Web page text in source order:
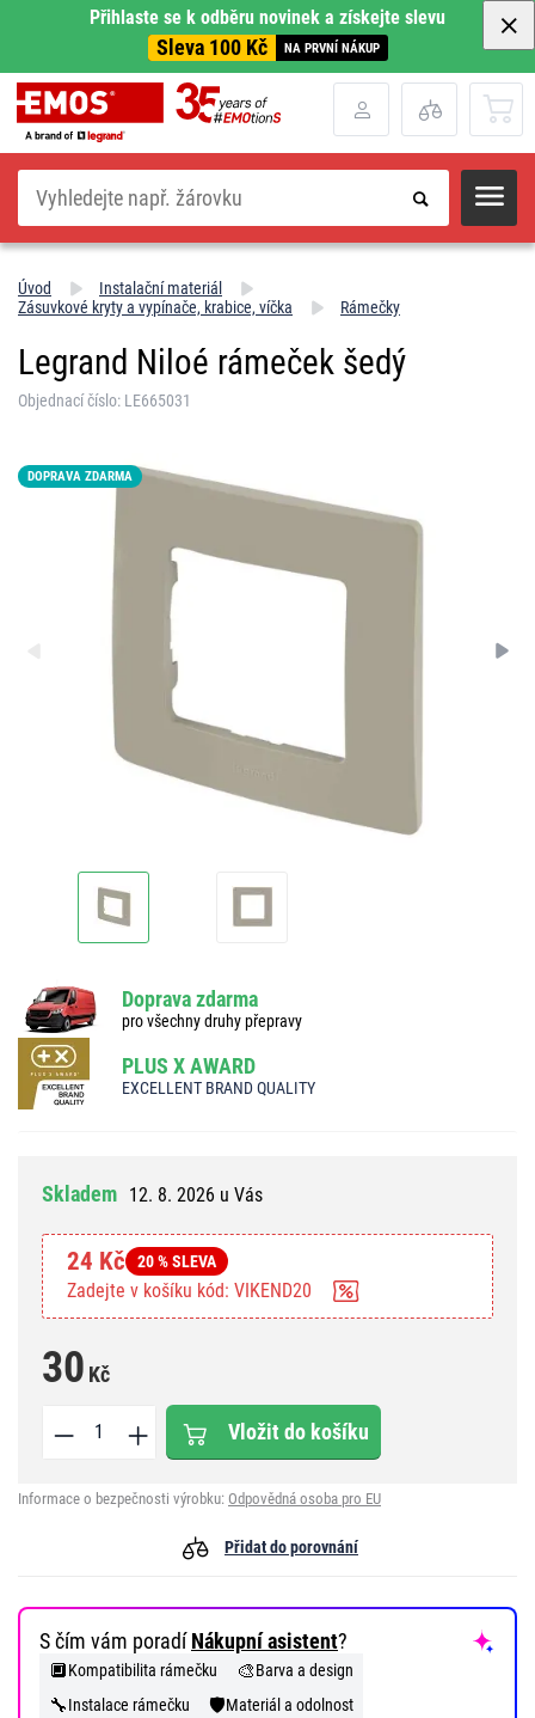
Přihlaste se k odběru novinek a získejte slevu
Sleva 100 Kč NA PRVNÍ NÁKUP
Hledat
Úvod
Instalační materiál
Zásuvkové kryty a vypínače, krabice, víčka
Rámečky
Legrand Niloé rámeček šedý
Objednací číslo: LE665031
DOPRAVA ZDARMA
Doprava zdarma
pro všechny druhy přepravy
PLUS X AWARD
EXCELLENT BRAND QUALITY
Skladem 12. 8. 2026 u Vás
24 Kč 20 % SLEVA
Zadejte v košíku kód: VIKEND20
30 Kč
Vložit do košíku
Informace o bezpečnosti výrobku: Odpovědná osoba pro EU
Přidat do porovnání
S čím vám poradíNákupní asistent?
🔲Kompatibilita rámečku 🎨Barva a design
🔧Instalace rámečku 🛡️Materiál a odolnost